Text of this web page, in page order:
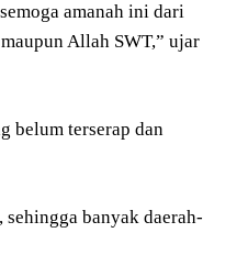
amanah ini dari
Allah SWT,” ujar
belum terserap dan
banyak daerah-